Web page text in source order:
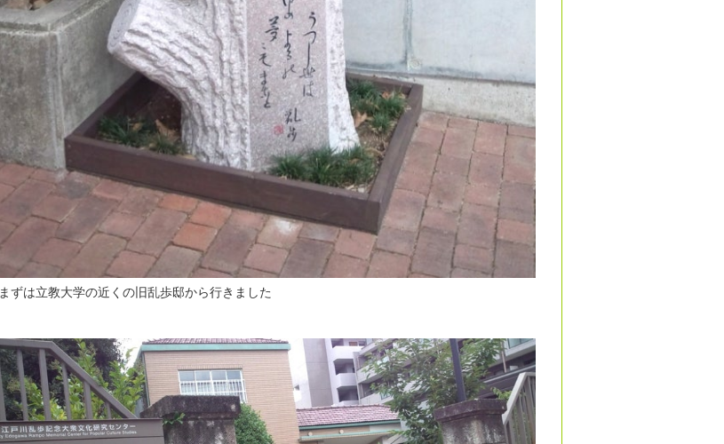
まずは立教大学の近くの旧乱歩邸から行きました